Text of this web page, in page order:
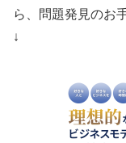
ら、問題発見のお
↓